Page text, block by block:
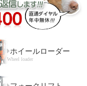
ホイールローダー
Wheel loader